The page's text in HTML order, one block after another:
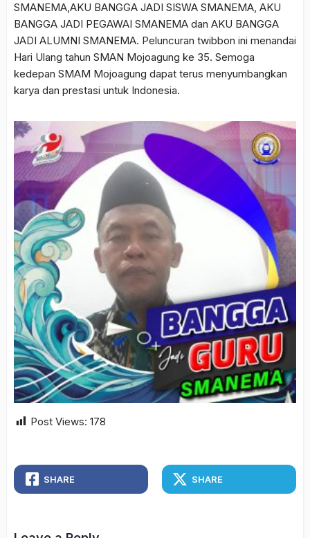
SMANEMA,AKU BANGGA JADI SISWA SMANEMA, AKU
BANGGA JADI PEGAWAI SMANEMA dan AKU BANGGA
JADI ALUMNI SMANEMA. Peluncuran twibbon ini menandai
Hari Ulang tahun SMAN Mojoagung ke 35. Semoga
kedepan SMAM Mojoagung dapat terus menyumbangkan
karya dan prestasi untuk Indonesia.
Post Views: 178
SHARE SHARE